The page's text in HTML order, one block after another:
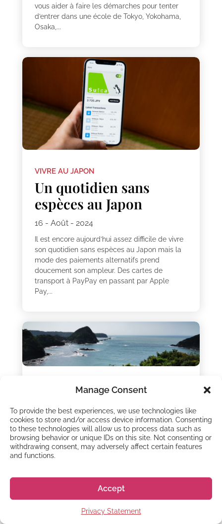
Manage Consent
To provide the best experiences, we use technologies like
cookies to store and/or access device information. Consenting
to these technologies will allow us to process data such as
browsing behavior or unique IDs on this site. Not consenting or
withdrawing consent, may adversely affect certain features
and functions.
Accept
Privacy Statement
vous aider à faire les démarches pour tenter
d’entrer dans une école de Tokyo, Yokohama,
Osaka,...
VIVRE AU JAPON
Un quotidien sans
espèces au Japon
16 - Août - 2024
Il est encore aujourd’hui assez difficile de vivre
son quotidien sans espèces au Japon mais la
mode des paiements alternatifs prend
doucement son ampleur. Des cartes de
transport à PayPay en passant par Apple
Pay,...
VIVRE AU JAPON
Journée de la mer au
Japon : vocabulaire de
l’océan
16 - Juil - 2024
l’océan – il suffit de regarder la cuisine
importante pour le Japon ! Il...